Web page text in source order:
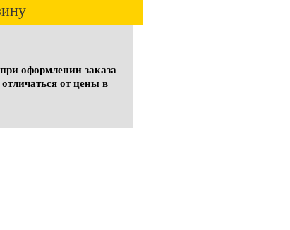
оформлении заказа
от цены в